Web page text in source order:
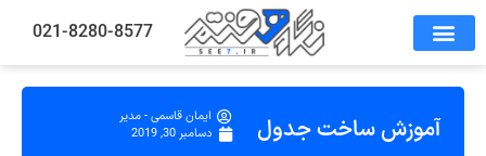
021-8280-8577
آموزش ساخت جدول
ایمان قاسمی - مدیر
دسامبر 30, 2019